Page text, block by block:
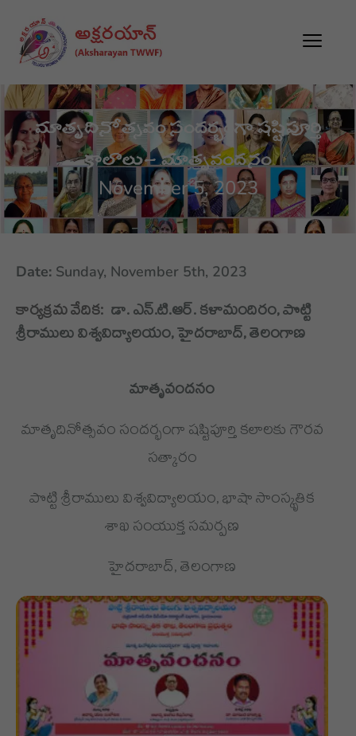
మాతృదినోత్సవం సందర్భంగా షష్టిపూర్తి
కాలాలు- మాతృవందనం
November 5, 2023
Date: Sunday, November 5th, 2023
కార్యక్రమ వేదిక: డా. ఎన్.టి.ఆర్. కళామందిరం, పొట్టి
శ్రీరాములు విశ్వవిద్యాలయం, హైదరాబాద్, తెలంగాణ
మాతృవందనం
మాతృదినోత్సవం సందర్భంగా షష్టిపూర్తి కలాలకు గౌరవ
సత్కారం
పొట్టి శ్రీరాములు విశ్వవిద్యాలయం, భాషా సాంస్కృతిక
శాఖ సంయుక్త సమర్పణ
హైదరాబాద్, తెలంగాణ